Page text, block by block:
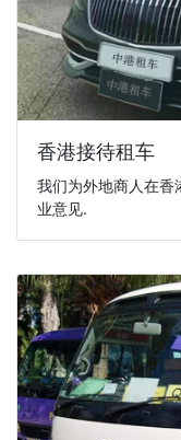
香港接待租车
我们为外地商人在香
业意见.